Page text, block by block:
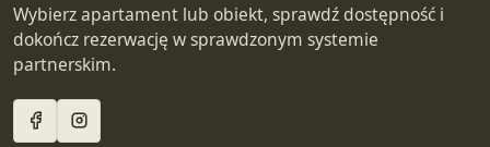
Wybierz apartament lub obiekt, sprawdź dostępność i
dokończ rezerwację w sprawdzonym systemie
partnerskim.